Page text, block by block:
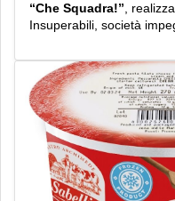
“Che Squadra!” ,
Insuperabili, società